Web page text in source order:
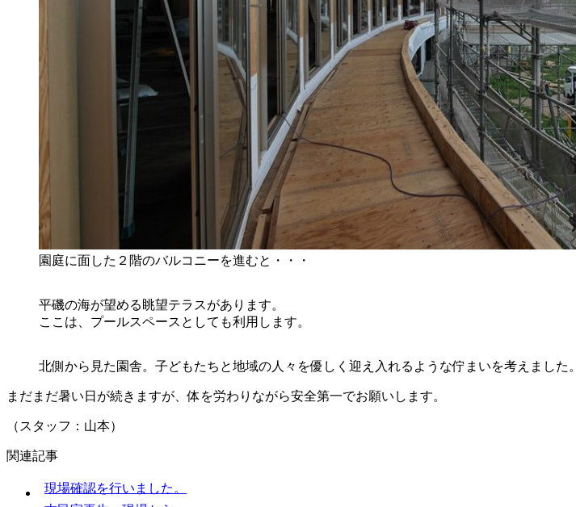
園庭に面した２階のバルコニーを進むと・・・
平磯の海が望める眺望テラスがあります。
ここは、プールスペースとしても利用します。
北側から見た園舎。子どもたちと地域の人々を優しく迎え入れるような佇まいを考えました。
まだまだ暑い日が続きますが、体を労わりながら安全第一でお願いします。
（スタッフ：山本）
関連記事
現場確認を行いました。